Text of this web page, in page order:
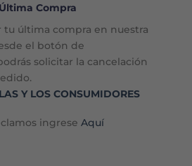
Compra
tu última compra en nuestra
el botón de
solicitar la cancelación
Y LOS CONSUMIDORES
ingrese Aquí